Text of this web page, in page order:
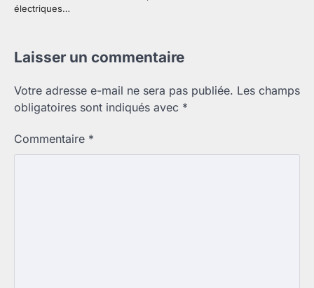
électriques…
Laisser un commentaire
Votre adresse e-mail ne sera pas publiée. Les champs
obligatoires sont indiqués avec *
Commentaire *